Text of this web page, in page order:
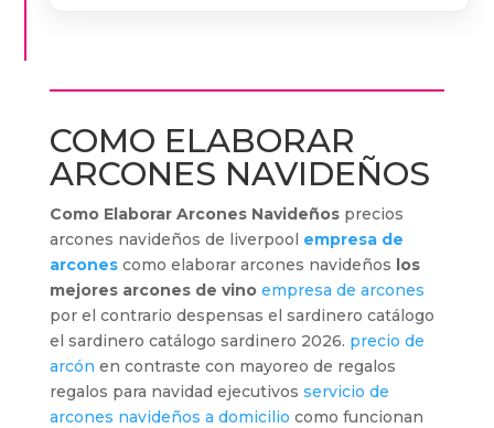
COMO ELABORAR
ARCONES NAVIDEÑOS
Como Elaborar Arcones Navideñosprecios
arcones navideños de liverpool empresa de
arconescomo elaborar arcones navideños los
mejores arcones de vino empresa de arcones
por el contrario despensas el sardinero catálogo
el sardinero catálogo sardinero 2026. precio de
arcón en contraste con mayoreo de regalos
regalos para navidad ejecutivos servicio de
arcones navideños a domicilio como funcionan